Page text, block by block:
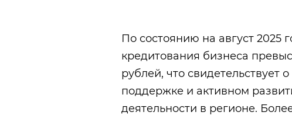
По состоянию на август 2025
кредитования бизнеса
рублей, что свидетельствует
поддержке и активном
деятельности в регионе.